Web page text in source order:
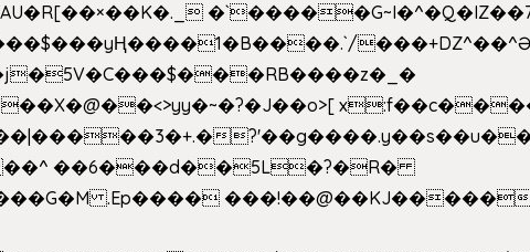
��6���d��5L�?�R�
.Ep����